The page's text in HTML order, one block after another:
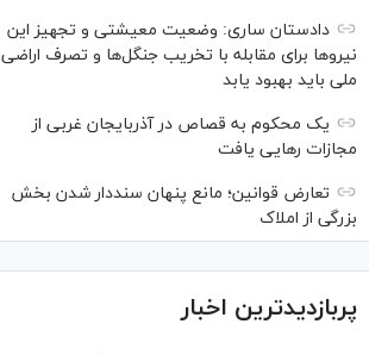
دادستان ساری: وضعیت معیشتی و تجهیز این
نیرو‌ها برای مقابله با تخریب جنگل‌ها و تصرف اراضی
ملی باید بهبود یابد
یک محکوم به قصاص در آذربایجان‌ غربی از
مجازات رهایی یافت
تعارض قوانین؛ مانع پنهان سنددار شدن بخش
بزرگی از املاک
پربازدیدترین اخبار